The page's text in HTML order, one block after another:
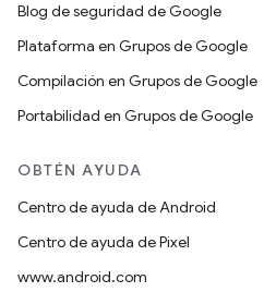
Blog de seguridad de Google
Plataforma en Grupos de Google
Compilación en Grupos de Google
Portabilidad en Grupos de Google
OBTÉN AYUDA
Centro de ayuda de Android
Centro de ayuda de Pixel
www.android.com